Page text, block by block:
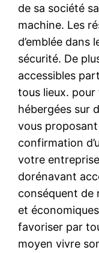
de sa société
machine. Les
d’emblée dans
sécurité. De
accessibles
tous lieux.
hébergées sur
vous
confirmation
votre
dorénavant
conséquent de
et
favoriser par
moyen vivre